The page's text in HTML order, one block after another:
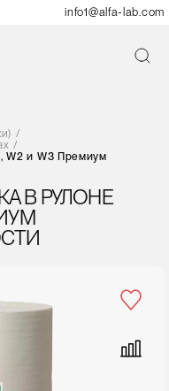
info1@alfa-lab.com
/
/
W2 и W3 Премиум
В РУЛОНЕ